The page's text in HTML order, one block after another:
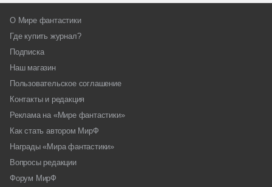
О Мире фантастики
Где купить журнал?
Подписка
Наш магазин
Пользовательское соглашение
Контакты и редакция
Реклама на «Мире фантастики»
Как стать автором МирФ
Награды «Мира фантастики»
Вопросы редакции
Форум МирФ